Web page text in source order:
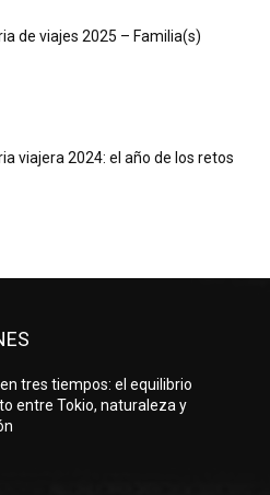
de viajes 2025 – Familia(s)
viajera 2024: el año de los retos
tres tiempos: el equilibrio
entre Tokio, naturaleza y